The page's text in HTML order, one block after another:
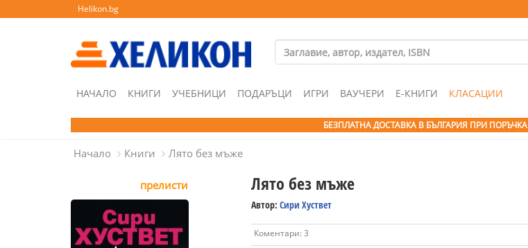
Helikon.bg
НАЧАЛО КНИГИ УЧЕБНИЦИ ПОДАРЪЦИ ИГРИ ВАУЧЕРИ Е-КНИГИ КЛАСАЦИИ
БЕЗПЛАТНА ДОСТАВКА В БЪЛГАРИЯ ПРИ ПОРЪЧКА
Начало Книги Лято без мъже
прелисти Лято без мъже
Автор: Сири Хуствет
Коментари: 3